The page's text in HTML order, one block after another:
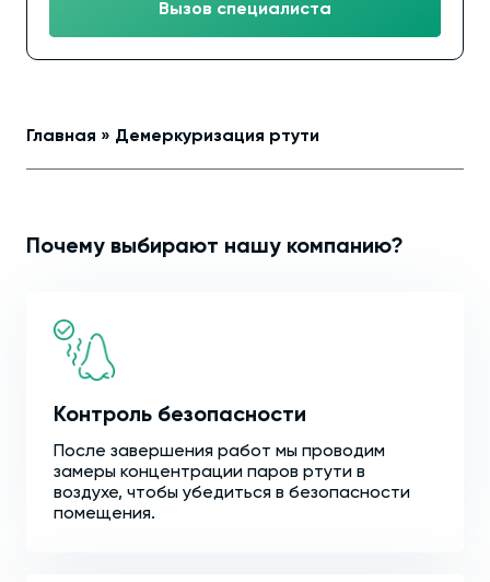
Вызов специалиста
Главная » Демеркуризация ртути
Почему выбирают нашу компанию?
Контроль безопасности
После завершения работ мы проводим
замеры концентрации паров ртути в
воздухе, чтобы убедиться в безопасности
помещения.